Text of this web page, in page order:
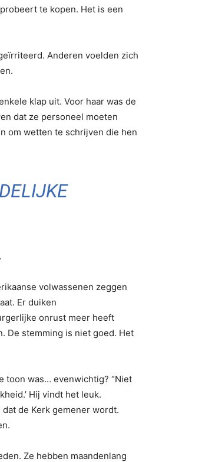
te kopen. Het is een
Anderen voelden zich
klap uit. Voor haar was de
dat ze personeel moeten
om wetten te schrijven die hen
volwassenen zeggen
Er duiken
onrust meer heeft
De stemming is niet goed. Het
toon was… evenwichtig? “Niet
Hij vindt het leuk.
de Kerk gemener wordt.
Ze hebben maandenlang